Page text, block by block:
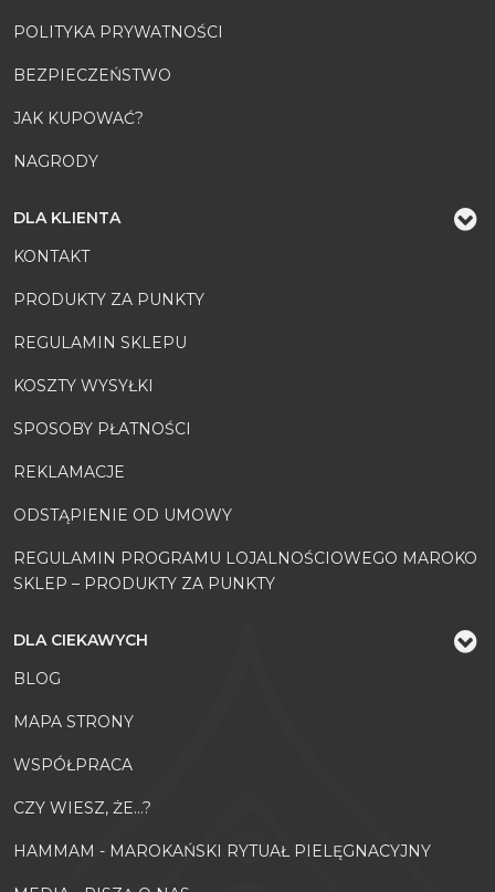
POLITYKA PRYWATNOŚCI
BEZPIECZEŃSTWO
JAK KUPOWAĆ?
NAGRODY
DLA KLIENTA
KONTAKT
PRODUKTY ZA PUNKTY
REGULAMIN SKLEPU
KOSZTY WYSYŁKI
SPOSOBY PŁATNOŚCI
REKLAMACJE
ODSTĄPIENIE OD UMOWY
REGULAMIN PROGRAMU LOJALNOŚCIOWEGO MAROKO
SKLEP – PRODUKTY ZA PUNKTY
DLA CIEKAWYCH
BLOG
MAPA STRONY
WSPÓŁPRACA
CZY WIESZ, ŻE...?
HAMMAM - MAROKAŃSKI RYTUAŁ PIELĘGNACYJNY